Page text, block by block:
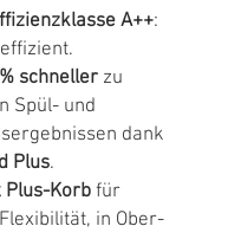
A++:
schneller zu
Spül- und
dank
Plus.
Plus-Korb für
in Ober-